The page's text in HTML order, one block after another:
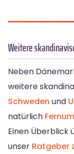
Weitere
Neben
weitere
Schweden und
natürlich
Einen Überblick
unser Ratgeber